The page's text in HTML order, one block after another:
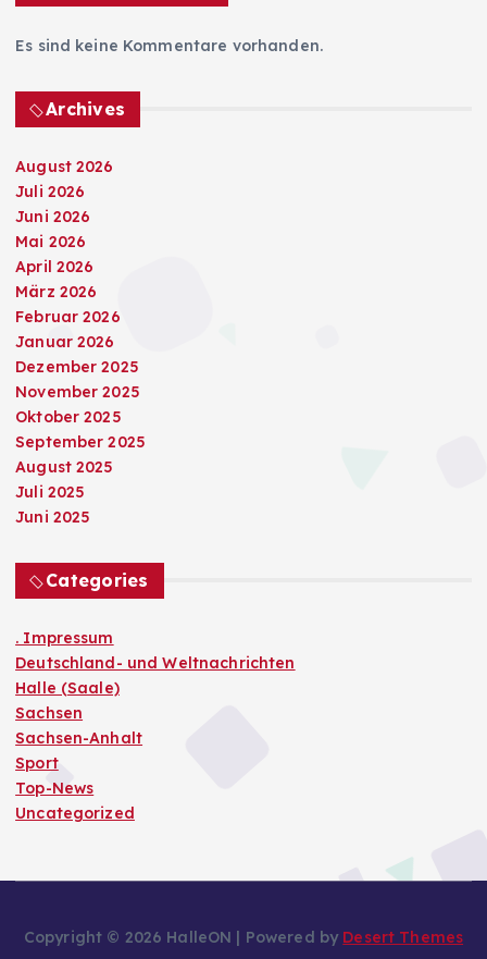
Es sind keine Kommentare vorhanden.
Archives
August 2026
Juli 2026
Juni 2026
Mai 2026
April 2026
März 2026
Februar 2026
Januar 2026
Dezember 2025
November 2025
Oktober 2025
September 2025
August 2025
Juli 2025
Juni 2025
Categories
. Impressum
Deutschland- und Weltnachrichten
Halle (Saale)
Sachsen
Sachsen-Anhalt
Sport
Top-News
Uncategorized
Copyright © 2026 HalleON | Powered by Desert Themes